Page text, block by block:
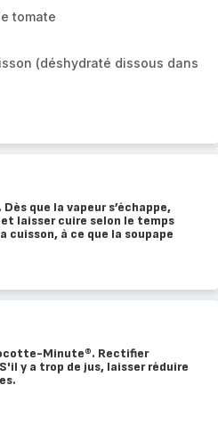
tomate
(déshydraté dissous dans
que la vapeur s’échappe,
laisser cuire selon le temps
cuisson, à ce que la soupape
Minute®. Rectifier
y a trop de jus, laisser réduire